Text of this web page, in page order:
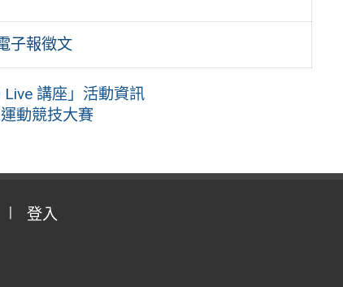
子報徵文
講座」活動資訊
動競技大賽
登入